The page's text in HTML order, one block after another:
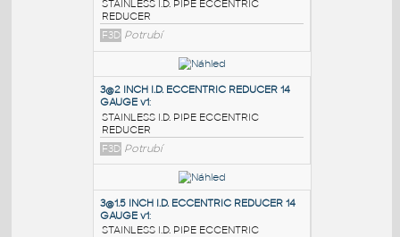
4@1.5 INCH I.D. ECCENTRIC REDUCER 14
GAUGE v1:
STAINLESS I.D. PIPE ECCENTRIC
REDUCER
F3D Potrubí
3@2.5 INCH I.D. ECCENTRIC REDUCER 14
GAUGE v1
STAINLESS I.D. PIPE ECCENTRIC
REDUCER
F3D Potrubí